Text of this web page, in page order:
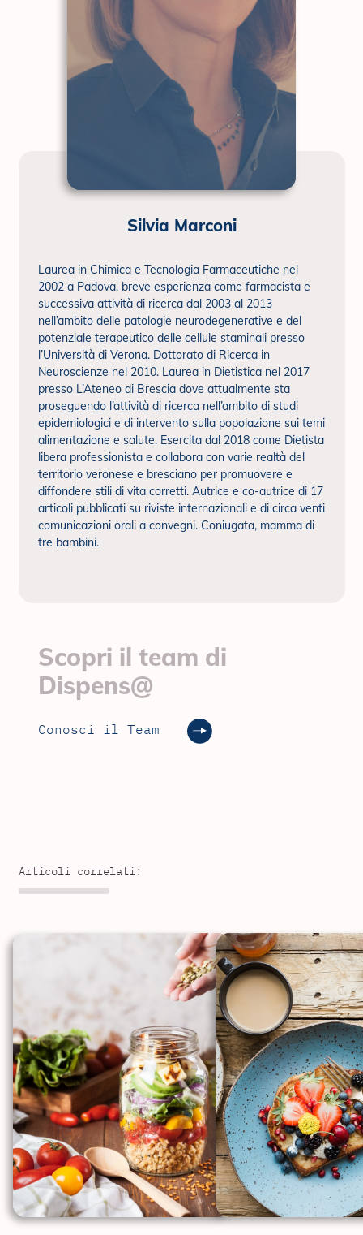
Silvia Marconi
Laurea in Chimica e Tecnologia Farmaceutiche nel
2002 a Padova, breve esperienza come farmacista e
successiva attività di ricerca dal 2003 al 2013
nell’ambito delle patologie neurodegenerative e del
potenziale terapeutico delle cellule staminali presso
l’Università di Verona. Dottorato di Ricerca in
Neuroscienze nel 2010. Laurea in Dietistica nel 2017
presso L’Ateneo di Brescia dove attualmente sta
proseguendo l’attività di ricerca nell’ambito di studi
epidemiologici e di intervento sulla popolazione sui temi
alimentazione e salute. Esercita dal 2018 come Dietista
libera professionista e collabora con varie realtà del
territorio veronese e bresciano per promuovere e
diffondere stili di vita corretti. Autrice e co-autrice di 17
articoli pubblicati su riviste internazionali e di circa venti
comunicazioni orali a convegni. Coniugata, mamma di
tre bambini.
Scopri il team di
Dispens@
Conosci il Team
Articoli correlati: